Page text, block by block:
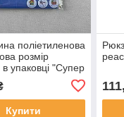
поліетиленова
розмір
упаковці "Супер
синій 1 шт/уп.
Купити